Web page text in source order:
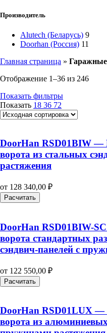
Производитель
Alutech (Беларусь) 9
Doorhan (Россия) 11
Главная страница » Гаражные
Отображение 1–36 из 246
Показать фильтры
Показать 18 36 72
DoorHan RSD01BIW —
ворота из стальных
растяжения
от 128 340,00 ₽
Расчитать
DoorHan RSD01BIW-
ворота стандартных
сэндвич-панелей с
от 122 550,00 ₽
Расчитать
DoorHan RSD01LUX —
ворота из